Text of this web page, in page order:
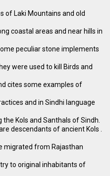
of Laki Mountains and old
coastal areas and near hills in
peculiar stone implements
were used to kill Birds and
cites some examples of
and in Sindhi language
Kols and Santhals of Sindh.
descendants of ancient Kols .
migrated from Rajasthan
to original inhabitants of